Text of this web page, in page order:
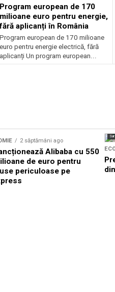
Program european de 170
milioane euro pentru energie,
fără aplicanți în România
Program european de 170 milioane
euro pentru energie electrică, fără
aplicanți Un program european...
2 săptămâni ago
Alibaba cu 550
de euro pentru
periculoase pe